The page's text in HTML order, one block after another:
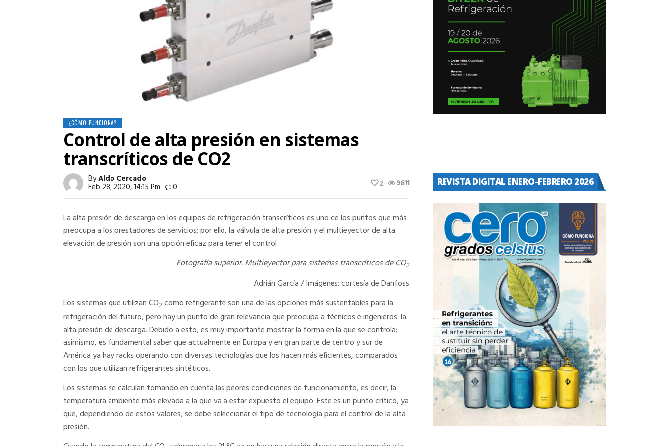
¿CÓMO FUNCIONA?
Control de alta presión en sistemas
transcríticos de CO2
ByAldo Cercado
Feb 28, 2020, 14:15 Pm 0 9611
2
La alta presión de descarga en los equipos de refrigeración transcríticos es uno de los puntos que más
preocupa a los prestadores de servicios; por ello, la válvula de alta presión y el multieyector de alta
elevación de presión son una opción eficaz para tener el control
Fotografía superior. Multieyector para sistemas transcríticos de CO2
Adrián García / Imágenes: cortesía de Danfoss
Los sistemas que utilizan CO2como refrigerante son una de las opciones más sustentables para la
refrigeración del futuro, pero hay un punto de gran relevancia que preocupa a técnicos e ingenieros: la
alta presión de descarga. Debido a esto, es muy importante mostrar la forma en la que se controla;
asimismo, es fundamental saber que actualmente en Europa y en gran parte de centro y sur de
América ya hay racks operando con diversas tecnologías que los hacen más eficientes, comparados
con los que utilizan refrigerantes sintéticos.
Los sistemas se calculan tomando en cuenta las peores condiciones de funcionamiento, es decir, la
temperatura ambiente más elevada a la que va a estar expuesto el equipo. Este es un punto crítico, ya
que, dependiendo de estos valores, se debe seleccionar el tipo de tecnología para el control de la alta
presión.
REVISTA DIGITAL ENERO-FEBRERO 2026